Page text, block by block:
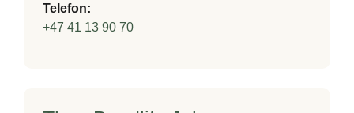
Telefon:
+47 41 13 90 70